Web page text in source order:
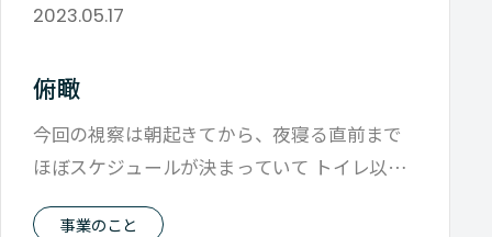
2023.05.17
俯瞰
今回の視察は朝起きてから、夜寝る直前まで
ほぼスケジュールが決まっていて トイレ以外
事業のこと